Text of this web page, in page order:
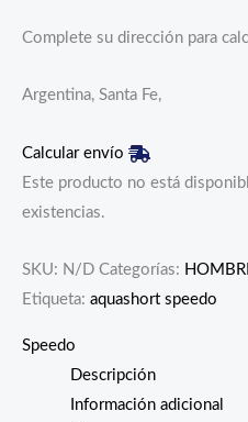
Complete su dirección para
Argentina, Santa Fe,
Calcular envío
Este producto no está
existencias.
SKU: N/D Categorías:
Etiqueta: aquashort speedo
Speedo
Descripción
Información adicional